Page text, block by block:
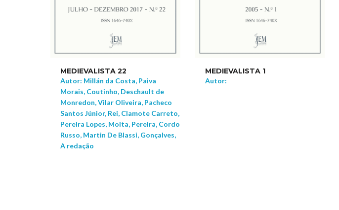
MEDIEVALISTA 22
Autor: Millán da Costa, Paiva
Morais, Coutinho, Deschault de
Monredon, Vilar Oliveira, Pacheco
Santos Júnior, Rei, Clamote Carreto,
Pereira Lopes, Moita, Pereira, Cordo
Russo, Martin De Blassi, Gonçalves,
A redação
MEDIEVALISTA 1
Autor: